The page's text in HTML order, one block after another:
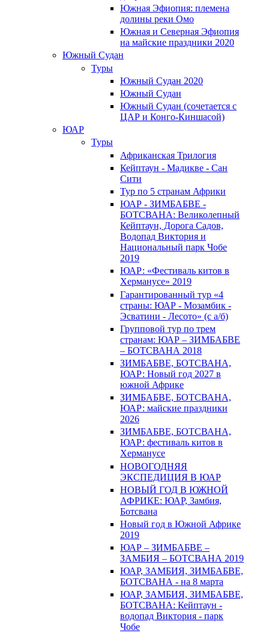
Южная Эфиопия: племена
долины реки Омо
Южная и Северная Эфиопия
на майские праздники 2020
Южный Судан
Туры
Южный Cудан 2020
Южный Cудан
Южный Судан (сочетается с
ЦАР и Конго-Киншасой)
ЮАР
Туры
Африканская Трилогия
Кейптаун - Мадикве - Сан
Сити
Тур по 5 странам Африки
ЮАР - ЗИМБАБВЕ -
БОТСВАНА: Великолепный
Кейптаун, Дорога Садов,
Водопад Виктория и
Национальный парк Чобе
2019
ЮАР: «Фестиваль китов в
Херманусе» 2019
Гарантированный тур «4
страны: ЮАР - Мозамбик -
Эсватини - Лесото» (с а/б)
Групповой тур по трем
странам: ЮАР – ЗИМБАБВЕ
– БОТСВАНА 2018
ЗИМБАБВЕ, БОТСВАНА,
ЮАР: Новый год 2027 в
южной Африке
ЗИМБАБВЕ, БОТСВАНА,
ЮАР: майские праздники
2026
ЗИМБАБВЕ, БОТСВАНА,
ЮАР: фестиваль китов в
Херманусе
НОВОГОДНЯЯ
ЭКСПЕДИЦИЯ В ЮАР
НОВЫЙ ГОД В ЮЖНОЙ
АФРИКЕ: ЮАР, Замбия,
Ботсвана
Новый год в Южной Африке
2019
ЮАР – ЗИМБАБВЕ –
ЗАМБИЯ – БОТСВАНА 2019
ЮАР, ЗАМБИЯ, ЗИМБАБВЕ,
БОТСВАНА - на 8 марта
ЮАР, ЗАМБИЯ, ЗИМБАБВЕ,
БОТСВАНА: Кейптаун -
водопад Виктория - парк
Чобе